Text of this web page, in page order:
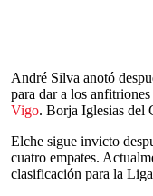
André Silva anotó
para dar a los
Vigo. Borja Iglesias del
Elche sigue invicto
cuatro empates.
clasificación para la